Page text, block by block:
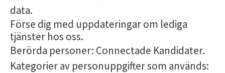
data.
Förse dig med uppdateringar om lediga
tjänster hos oss.
Berörda personer: Connectade Kandidater.
Kategorier av personuppgifter som används: